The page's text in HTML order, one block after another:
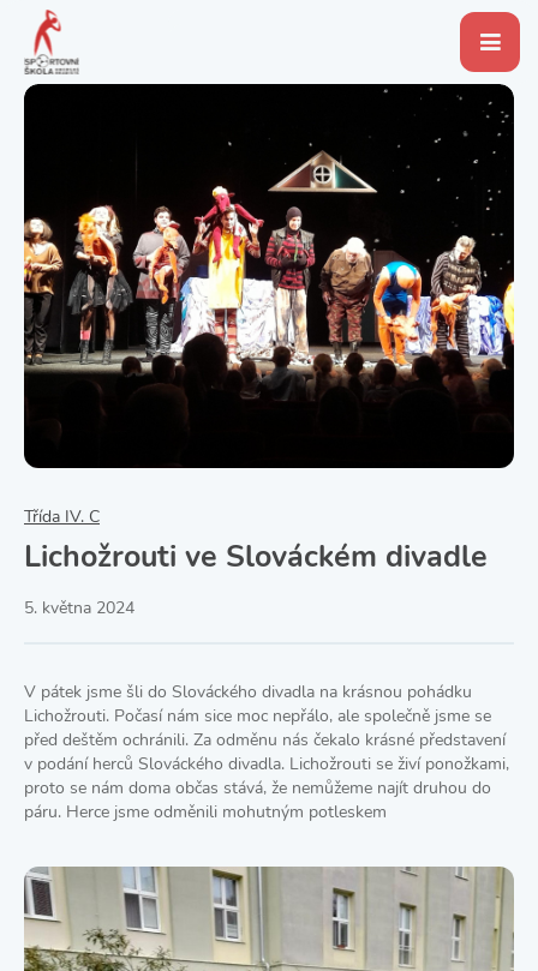
Třída IV. C
Lichožrouti ve Slováckém divadle
5. května 2024
V pátek jsme šli do Slováckého divadla na krásnou pohádku
Lichožrouti. Počasí nám sice moc nepřálo, ale společně jsme se
před deštěm ochránili. Za odměnu nás čekalo krásné představení
v podání herců Slováckého divadla. Lichožrouti se živí ponožkami,
proto se nám doma občas stává, že nemůžeme najít druhou do
páru. Herce jsme odměnili mohutným potleskem